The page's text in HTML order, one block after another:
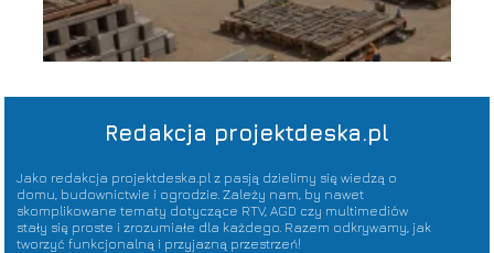
Redakcja projektdeska.pl
Jako redakcja projektdeska.pl z pasją dzielimy się wiedzą o
domu, budownictwie i ogrodzie. Zależy nam, by nawet
skomplikowane tematy dotyczące RTV, AGD czy multimediów
stały się proste i zrozumiałe dla każdego. Razem odkrywamy, jak
tworzyć funkcjonalną i przyjazną przestrzeń!